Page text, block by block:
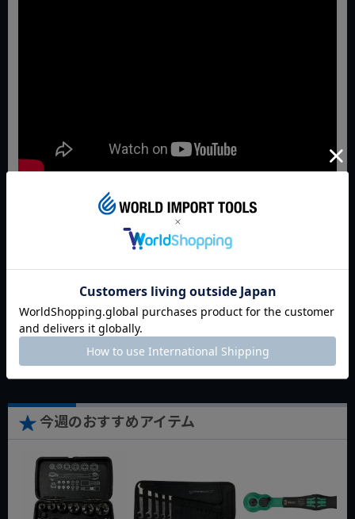
JAN:4003773082699
今週のおすすめアイテム